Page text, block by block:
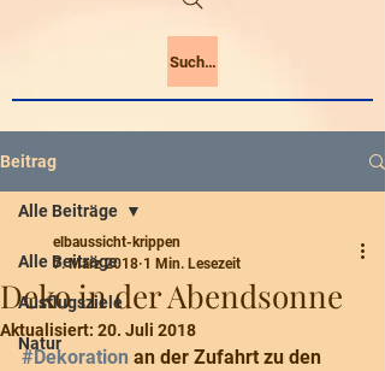
Suchen
Beitrag
Alle Beiträge
Ausflugsziele
Natur
Alle Beiträge
Deko in der Abendsonne
elbaussicht-krippen
7. März 2018 1 Min. Lesezeit
Aktualisiert: 20. Juli 2018
#Dekoration an der Zufahrt zu den